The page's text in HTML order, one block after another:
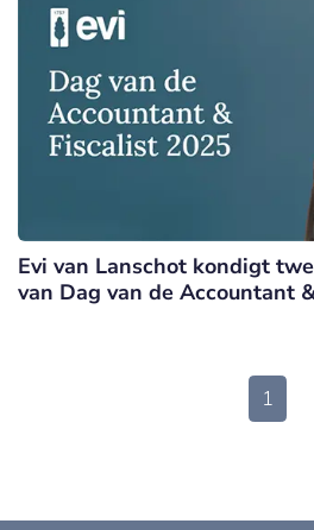
Evi van Lanschot kondigt
van Dag van de Accountant
1